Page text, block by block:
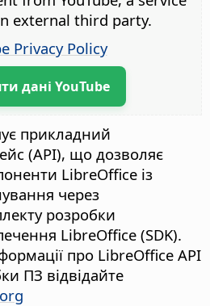
external third party.
Privacy Policy
дані YouTube
прикладний
(API), що дозволяє
LibreOffice із
через
розробки
LibreOffice (SDK).
про LibreOffice API
ПЗ відвідайте